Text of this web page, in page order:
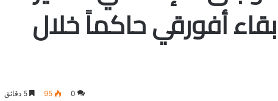
أفورقي حاكماً خلال
0
95